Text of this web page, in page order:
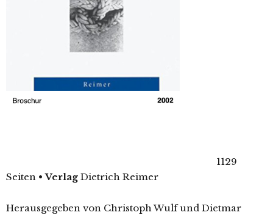
1129
Seiten • Verlag Dietrich Reimer
Herausgegeben von Christoph Wulf und Dietmar